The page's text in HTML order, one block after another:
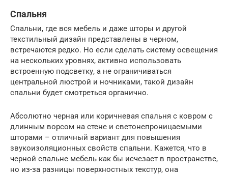
Спальня
Спальни, где вся мебель и даже шторы и другой
текстильный дизайн представлены в черном,
встречаются редко. Но если сделать систему освещения
на нескольких уровнях, активно использовать
встроенную подсветку, а не ограничиваться
центральной люстрой и ночниками, такой дизайн
спальни будет смотреться органично.
Абсолютно черная или коричневая спальня с ковром с
длинным ворсом на стене и светонепроницаемыми
шторами – отличный вариант для повышения
звукоизоляционных свойств спальни. Кажется, что в
черной спальне мебель как бы исчезает в пространстве,
но из-за разницы поверхностных текстур, она